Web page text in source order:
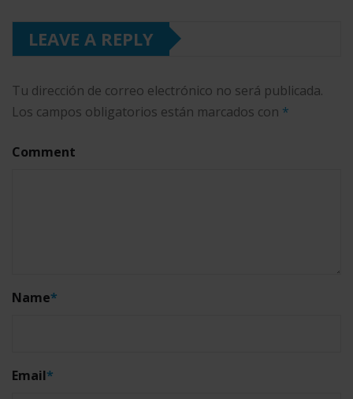
LEAVE A REPLY
Tu dirección de correo electrónico no será publicada.
Los campos obligatorios están marcados con *
Comment
Name*
Email*